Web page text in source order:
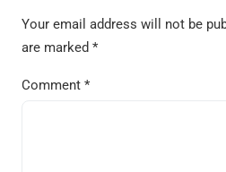
Your email address will not be
are marked *
Comment *